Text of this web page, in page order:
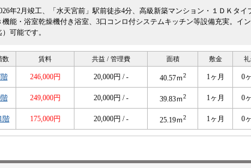
年2月竣工、「水天宮前」駅前徒歩4分、高級新築マンション・１ＤＫタ
機能・浴室乾燥機付き浴室、3口コンロ付システムキッチン等設備充実。イ
）可能です。
数 賃料 共益 / 管理費 面積 敷金
246,000円 20,000円 / - 40.57ｍ2 1ヶ月 0
249,000円 20,000円 / - 39.83ｍ2 1ヶ月 0
階 175,000円 20,000円 / - 25.19ｍ2 1ヶ月 0